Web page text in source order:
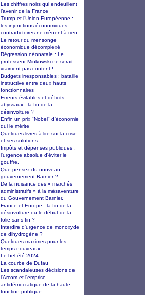
Les chiffres noirs qui endeuillent
l’avenir de la France
Trump et l’Union Européenne :
les injonctions économiques
contradictoires ne mènent à rien.
Le retour du mensonge
économique décomplexé
Régression néonatale : Le
professeur Minkowski ne serait
vraiment pas content !
Budgets irresponsables : bataille
instructive entre deux hauts
fonctionnaires
Erreurs évitables et déficits
abyssaux : la fin de la
désinvolture ?
Enfin un prix "Nobel" d'économie
qui le mérite
Quelques livres à lire sur la crise
et ses solutions
Impôts et dépenses publiques :
l'urgence absolue d'éviter le
gouffre.
Que pensez du nouveau
gouvernement Barnier ?
De la nuisance des « marchés
administratifs » à la mésaventure
du Gouvernement Barnier.
France et Europe : la fin de la
désinvolture ou le début de la
folie sans fin ?
Interdire d'urgence de monoxyde
de dihydrogène ?
Quelques maximes pour les
temps nouveaux
Le bel été 2024
La courbe de Dufau
Les scandaleuses décisions de
l'Arcom et l'emprise
antidémocratique de la haute
fonction publique